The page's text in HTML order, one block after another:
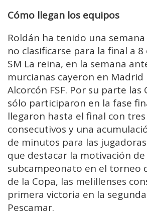
Cómo llegan los equipos
Roldán ha tenido una
no clasificarse para la final a 8
SM La reina, en la semana
murcianas cayeron en Madrid
Alcorcón FSF. Por su parte las
sólo participaron en la fase
llegaron hasta el final con
consecutivos y una
de minutos para las
que destacar la motivación
subcampeonato en el torneo
de la Copa, las melillenses
primera victoria en la
Pescamar.